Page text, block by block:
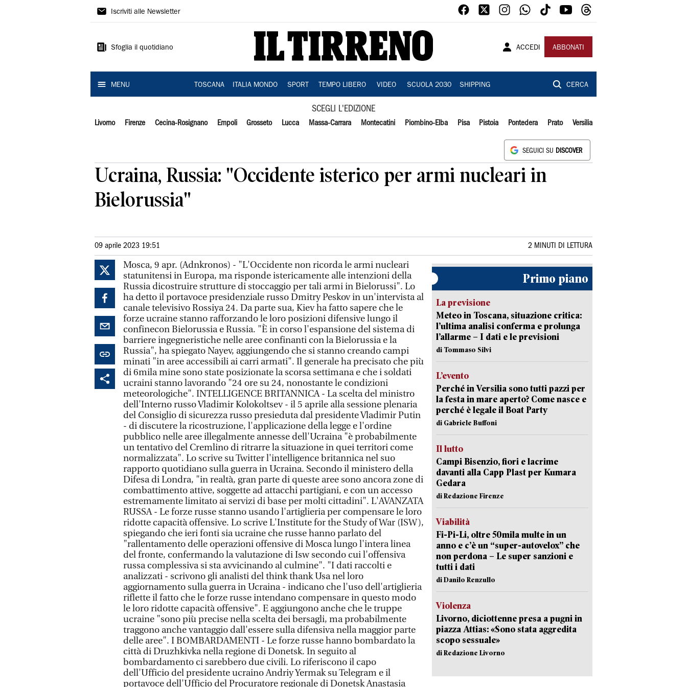
Il
Iscriviti alle Newsletter
Sfoglia il quotidiano ACCEDI ABBONATI
MENU TOSCANA ITALIA MONDO SPORT TEMPO LIBERO VIDEO SCUOLA 2030 SHIPPING CERCA
SCEGLI L'EDIZIONE
Livorno Firenze Cecina-Rosignano Empoli Grosseto Lucca Massa-Carrara Montecatini Piombino-Elba Pisa Pistoia Pontedera Prato Versilia
SEGUICI SU DISCOVER
Ucraina, Russia: "Occidente isterico per armi nucleari in
Bielorussia"
09 aprile 2023 19:51 2 MINUTI DI LETTURA
Mosca, 9 apr. (Adnkronos) - "L'Occidente non ricorda le armi nucleari
statunitensi in Europa, ma risponde istericamente alle intenzioni della
Russia dicostruire strutture di stoccaggio per tali armi in Bielorussi". Lo
ha detto il portavoce presidenziale russo Dmitry Peskov in un'intervista al
canale televisivo Rossiya 24. Da parte sua, Kiev ha fatto sapere che le
forze ucraine stanno rafforzando le loro posizioni difensive lungo il
confinecon Bielorussia e Russia. "È in corso l'espansione del sistema di
barriere ingegneristiche nelle aree confinanti con la Bielorussia e la
Russia", ha spiegato Nayev, aggiungendo che si stanno creando campi
minati "in aree accessibili ai carri armati". Il generale ha precisato che più
di 6mila mine sono state posizionate la scorsa settimana e che i soldati
ucraini stanno lavorando "24 ore su 24, nonostante le condizioni
meteorologiche". INTELLIGENCE BRITANNICA - La scelta del ministro
dell'Interno russo Vladimir Kolokoltsev - il 5 aprile alla sessione plenaria
del Consiglio di sicurezza russo presieduta dal presidente Vladimir Putin
- di discutere la ricostruzione, l'applicazione della legge e l'ordine
pubblico nelle aree illegalmente annesse dell'Ucraina "è probabilmente
un tentativo del Cremlino di ritrarre la situazione in quei territori come
normalizzata". Lo scrive su Twitter l'intelligence britannica nel suo
rapporto quotidiano sulla guerra in Ucraina. Secondo il ministero della
Difesa di Londra, "in realtà, gran parte di queste aree sono ancora zone di
combattimento attive, soggette ad attacchi partigiani, e con un accesso
estremamente limitato ai servizi di base per molti cittadini". L'AVANZATA
RUSSA - Le forze russe stanno usando l'artiglieria per compensare le loro
ridotte capacità offensive. Lo scrive L'Institute for the Study of War (ISW),
spiegando che ieri fonti sia ucraine che russe hanno parlato del
"rallentamento delle operazioni offensive di Mosca lungo l'intera linea
del fronte, confermando la valutazione di Isw secondo cui l'offensiva
russa complessiva si sta avvicinando al culmine". "I dati raccolti e
analizzati - scrivono gli analisti del think thank Usa nel loro
aggiornamento sulla guerra in Ucraina - indicano che l'uso dell'artiglieria
riflette il fatto che le forze russe intendano compensare in questo modo
le loro ridotte capacità offensive". E aggiungono anche che le truppe
ucraine "sono più precise nella scelta dei bersagli, ma probabilmente
traggono anche vantaggio dall'essere sulla difensiva nella maggior parte
delle aree". I BOMBARDAMENTI - Le forze russe hanno bombardato la
città di Druzhkivka nella regione di Donetsk. In seguito al
bombardamento ci sarebbero due civili. Lo riferiscono il capo
dell'Ufficio del presidente ucraino Andriy Yermak su Telegram e il
portavoce dell'Ufficio del Procuratore regionale di Donetsk Anastasia
Primo piano
La previsione
Meteo in Toscana, situazione critica:
l’ultima analisi conferma e prolunga
l’allarme – I dati e le previsioni
di Tommaso Silvi
L’evento
Perché in Versilia sono tutti pazzi per
la festa in mare aperto? Come nasce e
perché è legale il Boat Party
di Gabriele Buffoni
Il lutto
Campi Bisenzio, fiori e lacrime
davanti alla Capp Plast per Kumara
Gedara
di Redazione Firenze
Viabilità
Fi-Pi-Li, oltre 50mila multe in un
anno e c’è un “super-autovelox” che
non perdona – Le super sanzioni e
tutti i dati
di Danilo Renzullo
Violenza
Livorno, diciottenne presa a pugni in
piazza Attias: «Sono stata aggredita
scopo sessuale»
di Redazione Livorno